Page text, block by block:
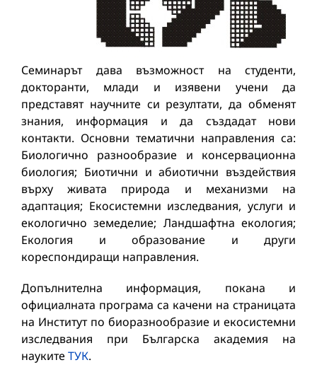
Семинарът дава възможност на студенти,
докторанти, млади и изявени учени да
представят научните си резултати, да обменят
знания, информация и да създадат нови
контакти. Основни тематични направления са:
Биологично разнообразие и консервационна
биология; Биотични и абиотични въздействия
върху живата природа и механизми на
адаптация; Екосистемни изследвания, услуги и
екологично земеделие; Ландшафтна екология;
Екология и образование и други
кореспондиращи направления.
Допълнителна информация, покана и
официалната програма са качени на страницата
на Институт по биоразнообразие и екосистемни
изследвания при Българска академия на
науките ТУК.